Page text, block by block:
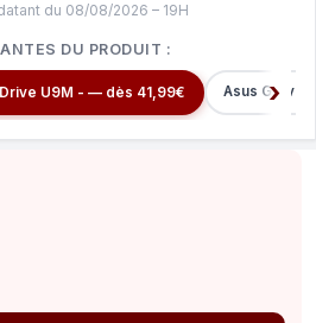
du 08/08/2026 – 19H
DU PRODUIT :
U9M - — dès 41,99€ Asus